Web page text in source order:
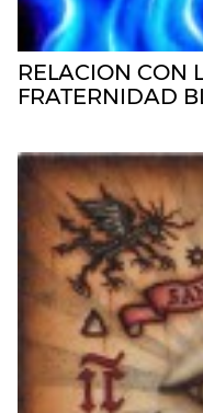
RELACION CON
FRATERNIDAD